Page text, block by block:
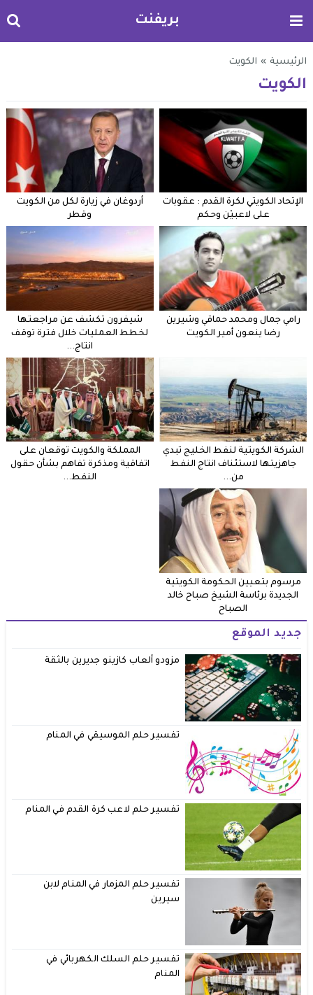
بريفنت
الرئيسية » الكويت
الكويت
الإتحاد الكويتي لكرة القدم : عقوبات
على لاعبيْن وحكم
أردوغان في زيارة لكل من الكويت
وقطر
رامي جمال ومحمد حماقي وشيرين
رضا ينعون أمير الكويت
شيفرون تكشف عن مراجعتها
لخطط العمليات خلال فترة توقف
انتاج...
الشركة الكويتية لنفط الخليج تبدي
جاهزيتها لاستئناف انتاج النفط
من...
المملكة والكويت توقعان على
اتفاقية ومذكرة تفاهم بشأن حقول
النفط...
مرسوم بتعيين الحكومة الكويتية
الجديدة برئاسة الشيخ صباح خالد
الصباح
جديد الموقع
مزودو ألعاب كازينو جديرين بالثقة
تفسير حلم الموسيقي في المنام
تفسير حلم لاعب كرة القدم في المنام
تفسير حلم المزمار في المنام لابن
سيرين
تفسير حلم السلك الكهربائي في
المنام